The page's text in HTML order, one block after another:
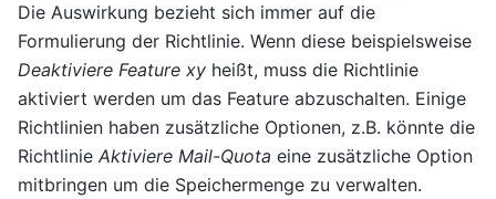
Die Auswirkung bezieht sich immer auf die
Formulierung der Richtlinie. Wenn diese beispielsweise
Deaktiviere Feature xy heißt, muss die Richtlinie
aktiviert werden um das Feature abzuschalten. Einige
Richtlinien haben zusätzliche Optionen, z.B. könnte die
Richtlinie Aktiviere Mail-Quota eine zusätzliche Option
mitbringen um die Speichermenge zu verwalten.